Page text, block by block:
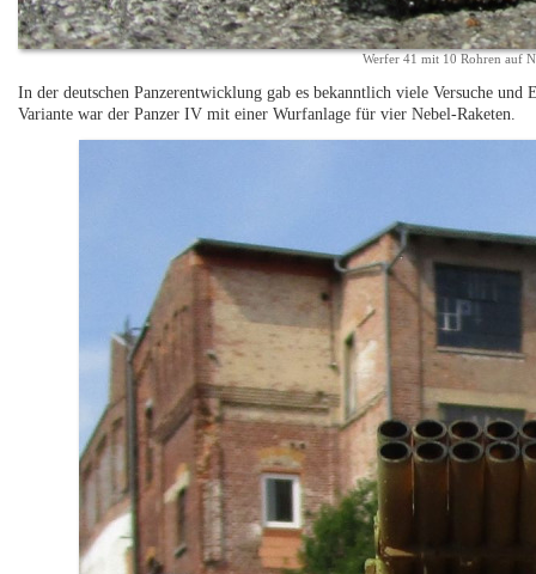
Werfer 41 mit 10 Rohren auf
In der deutschen Panzerentwicklung gab es bekanntlich viele Versuche
Variante war der Panzer IV mit einer Wurfanlage für vier Nebel-Raketen.